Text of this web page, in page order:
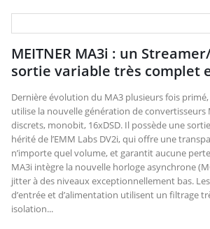
MEITNER MA3i : un
sortie variable très complet
Dernière évolution du MA3 plusieurs fois
utilise la nouvelle génération de
discrets, monobit, 16xDSD. Il possède une
hérité de l’EMM Labs DV2i, qui offre une
n’importe quel volume, et garantit aucune
MA3i intègre la nouvelle horloge asynchrone
jitter à des niveaux exceptionnellement bas.
d’entrée et d’alimentation utilisent un filtrage
isolation...